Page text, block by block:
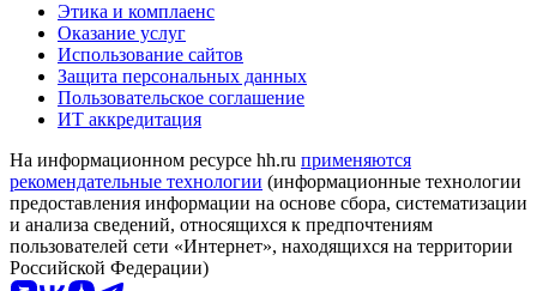
Этика и комплаенс
Оказание услуг
Использование сайтов
Защита персональных данных
Пользовательское соглашение
ИТ аккредитация
На информационном ресурсе hh.ru применяются
рекомендательные технологии (информационные технологии
предоставления информации на основе сбора, систематизации
и анализа сведений, относящихся к предпочтениям
пользователей сети «Интернет», находящихся на территории
Российской Федерации)